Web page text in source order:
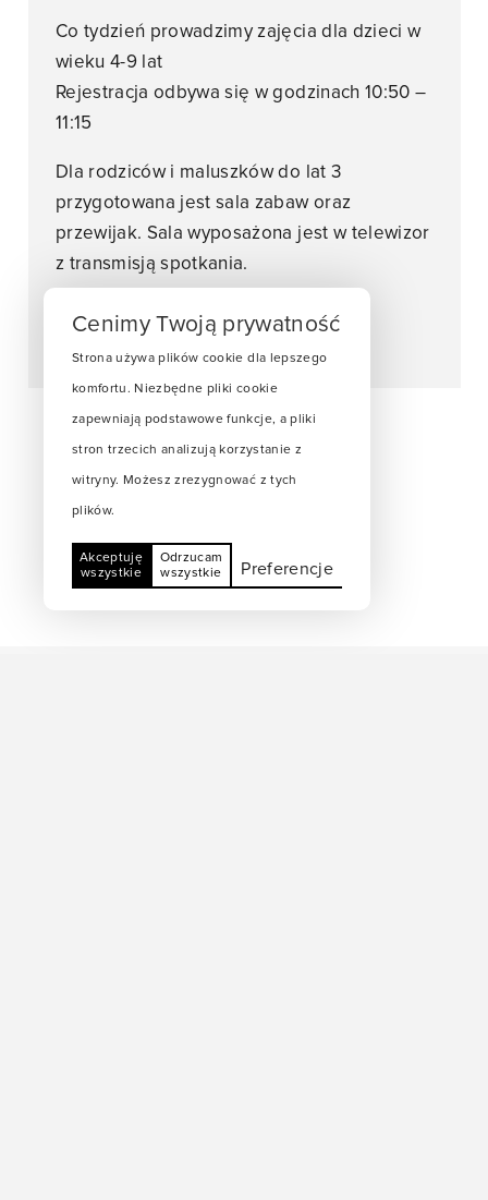
Co tydzień prowadzimy zajęcia dla dzieci w
wieku 4-9 lat
Rejestracja odbywa się w godzinach 10:50 –
11:15
Dla rodziców i maluszków do lat 3
przygotowana jest sala zabaw oraz
przewijak. Sala wyposażona jest w telewizor
z transmisją spotkania.
Standardy Ochrony Dzieci
Cenimy Twoją prywatność
Strona używa plików cookie dla lepszego
komfortu. Niezbędne pliki cookie
zapewniają podstawowe funkcje, a pliki
stron trzecich analizują korzystanie z
witryny. Możesz zrezygnować z tych
plików.
Akceptuję
wszystkie
Odrzucam
wszystkie
Preferencje